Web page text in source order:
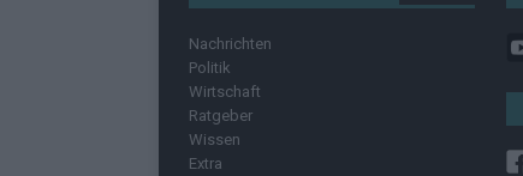
Nachrichten
Politik
Wirtschaft
Ratgeber
Wissen
Extra